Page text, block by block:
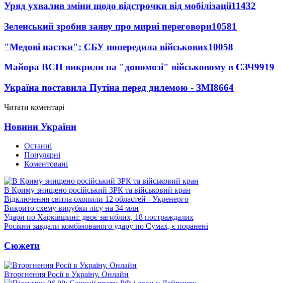
Уряд ухвалив зміни щодо відстрочки від мобілізації11432
Зеленський зробив заяву про мирні переговори10581
"Медові пастки": СБУ попередила військових10058
Майора ВСП викрили на "допомозі" військовому в СЗЧ9919
Україна поставила Путіна перед дилемою - ЗМІ8664
Читати коментарі
Новини України
Останні
Популярні
Коментовані
В Криму знищено російський ЗРК та військовий кран
Відключення світла охопили 12 областей - Укренерго
Викрито схему вирубки лісу на 34 млн
Удари по Харківщині: двоє загиблих, 18 постраждалих
Росіяни завдали комбінованого удару по Сумах, є поранені
Сюжети
Вторгнення Росії в Україну. Онлайн